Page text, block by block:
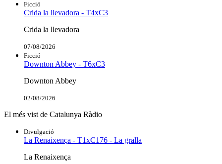
Ficció
Crida la llevadora - T4xC3
Crida la llevadora
07/08/2026
Ficció
Downton Abbey - T6xC3
Downton Abbey
02/08/2026
El més vist de Catalunya Ràdio
Divulgació
La Renaixença - T1xC176 - La gralla
La Renaixença